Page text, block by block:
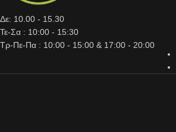
Δε: 10.00 - 15.30
Τε-Σα : 10:00 - 15:30
Τρ-Πε-Πα : 10:00 - 15:00 & 17:00 - 20:00